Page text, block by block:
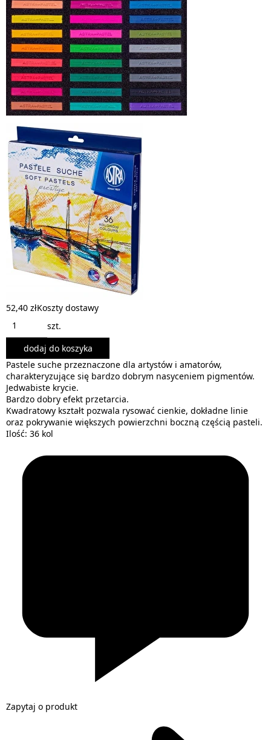
52,40 złKoszty dostawy
szt.
dodaj do koszyka
Pastele suche przeznaczone dla artystów i amatorów,
charakteryzujące się bardzo dobrym nasyceniem pigmentów.
Jedwabiste krycie.
Bardzo dobry efekt przetarcia.
Kwadratowy kształt pozwala rysować cienkie, dokładne linie
oraz pokrywanie większych powierzchni boczną częścią pasteli.
Ilość: 36 kol
Zapytaj o produkt